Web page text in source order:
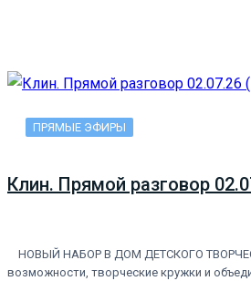
ПРЯМЫЕ ЭФИРЫ
Клин. Прямой разговор
НОВЫЙ НАБОР В ДОМ ДЕТСКОГО
возможности, творческие кружки и